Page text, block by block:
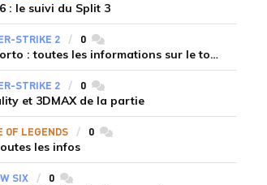
: le suivi du Split 3
STRIKE 2 0commentaires
BLAST Open Porto : toutes les informations sur le tournoi
STRIKE 2 0commentaires
et 3DMAX de la partie
OF LEGENDS 0commentaires
les infos
SIX 0commentaires